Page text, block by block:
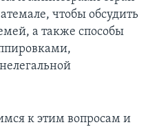
чтобы обсудить
а также способы
к этим вопросам и